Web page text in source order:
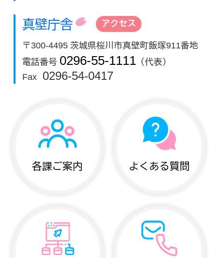
真壁庁舎 アクセス
〒300-4495 茨城県桜川市真壁町飯塚911番地
電話番号 0296-55-1111 （代表）
Fax
0296-54-0417
各課ご案内 よくある質問